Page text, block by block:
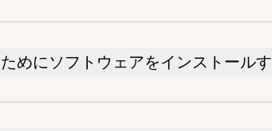
めにソフトウェアをインストール